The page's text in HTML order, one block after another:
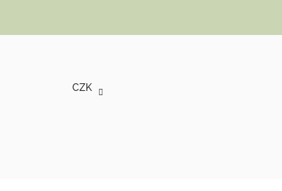
CZK